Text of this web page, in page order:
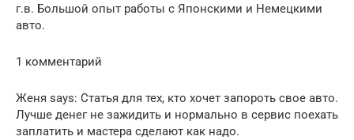
г.в. Большой опыт работы с Японскими и Немецкими
авто.
1 комментарий
Женя says: Статья для тех, кто хочет запороть свое авто.
Лучше денег не зажидить и нормально в сервис поехать
заплатить и мастера сделают как надо.